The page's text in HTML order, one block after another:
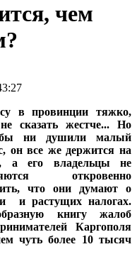
чем
в провинции тяжко,
сказать жестче... Но
ни душили малый
он все же держится на
а его владельцы не
откровенно
что они думают о
и растущих налогах.
книгу жалоб
Каргополя
чуть более 10 тысяч